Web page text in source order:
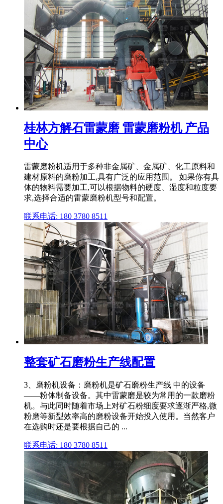
桂林方解石雷蒙磨 雷蒙磨粉机 产品
中心
雷蒙磨粉机适用于多种非金属矿、金属矿、化工原料和
建材原料的磨粉加工,具有广泛的应用范围。 如果你有具
体的物料需要加工,可以根据物料的硬度、湿度和粒度要
求,选择合适的雷蒙磨粉机型号和配置。
联系电话: 180 3780 8511
整套矿石磨粉生产线配置
3、磨粉机设备：磨粉机是矿石磨粉生产线 中的设备
——粉体制备设备。其中雷蒙磨是较为常用的一款磨粉
机。与此同时随着市场上对矿石粉细度要求逐渐严格,微
粉磨等新型效率高的磨粉设备开始投入使用。当然客户
在选购时还是要根据自己的 ...
联系电话: 180 3780 8511